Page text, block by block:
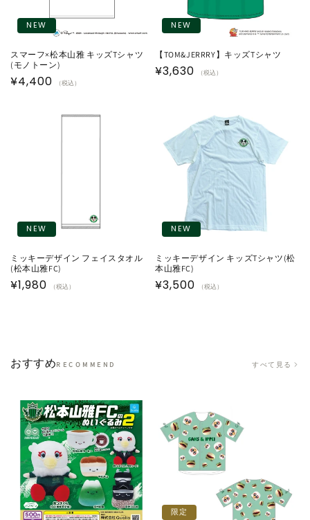
NEW
スマーフ×松本山雅 キッズTシャツ
(モノトーン)
通
¥4,400 （税込）
NEW
【TOM&JERRRY】キッズTシャツ
通
¥3,630 （税込）
NEW
ミッキーデザイン フェイスタオル
(松本山雅FC)
通
¥1,980 （税込）
NEW
ミッキーデザイン キッズTシャツ(松
本山雅FC)
通
¥3,500 （税込）
おすすめRECOMMEND すべて見る
限定